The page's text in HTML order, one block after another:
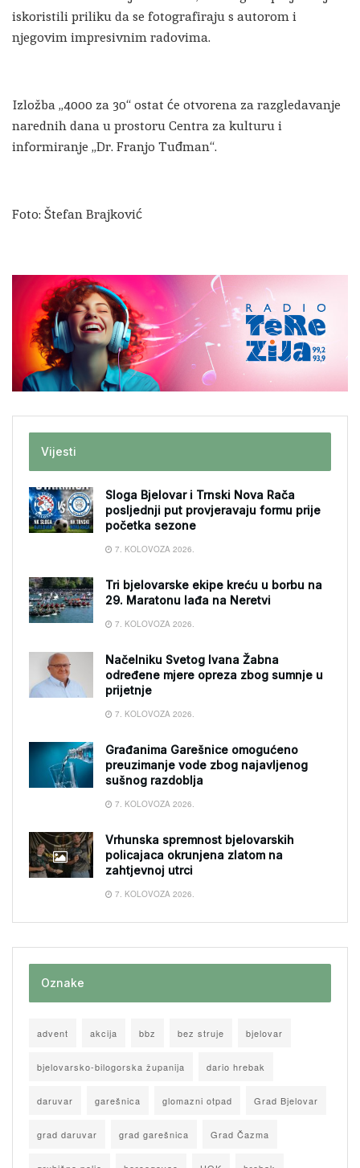
iskoristili priliku da se fotografiraju s autorom i
njegovim impresivnim radovima.
Izložba „4000 za 30“ ostat će otvorena za razgledavanje
narednih dana u prostoru Centra za kulturu i
informiranje „Dr. Franjo Tuđman“.
Foto: Štefan Brajković
Vijesti
Sloga Bjelovar i Trnski Nova Rača
posljednji put provjeravaju formu prije
početka sezone
7. KOLOVOZA 2026.
Tri bjelovarske ekipe kreću u borbu na
29. Maratonu lađa na Neretvi
7. KOLOVOZA 2026.
Načelniku Svetog Ivana Žabna
određene mjere opreza zbog sumnje u
prijetnje
7. KOLOVOZA 2026.
Građanima Garešnice omogućeno
preuzimanje vode zbog najavljenog
sušnog razdoblja
7. KOLOVOZA 2026.
Vrhunska spremnost bjelovarskih
policajaca okrunjena zlatom na
zahtjevnoj utrci
7. KOLOVOZA 2026.
Oznake
advent akcija bbz bez struje bjelovar
bjelovarsko-bilogorska županija dario hrebak
daruvar garešnica glomazni otpad Grad Bjelovar
grad daruvar grad garešnica Grad Čazma